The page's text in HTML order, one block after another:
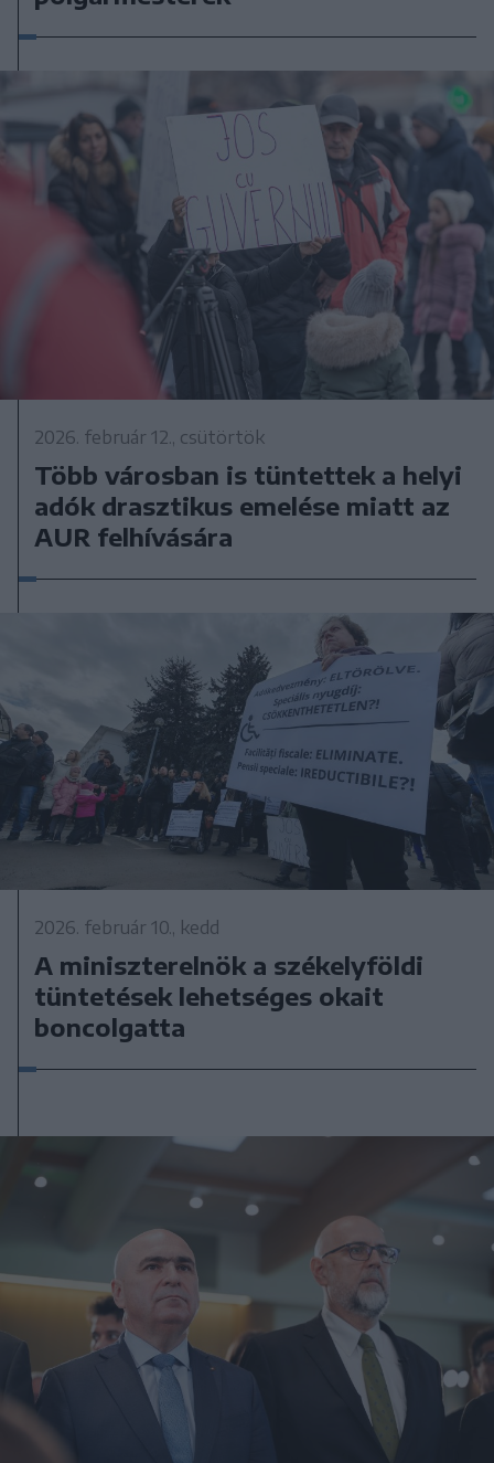
2026. február 12., csütörtök
Több városban is tüntettek a helyi
adók drasztikus emelése miatt az
AUR felhívására
2026. február 10., kedd
A miniszterelnök a székelyföldi
tüntetések lehetséges okait
boncolgatta